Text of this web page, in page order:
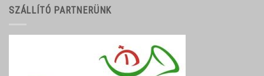
SZÁLLÍTÓ PARTNERÜNK